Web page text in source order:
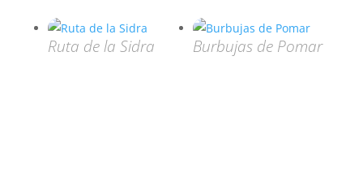
Ruta de la Sidra Burbujas de Pomar